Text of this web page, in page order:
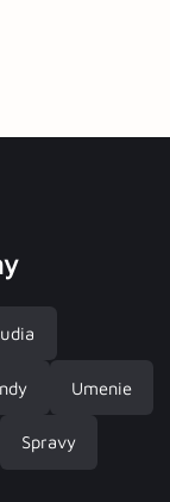
Umenie
Spravy